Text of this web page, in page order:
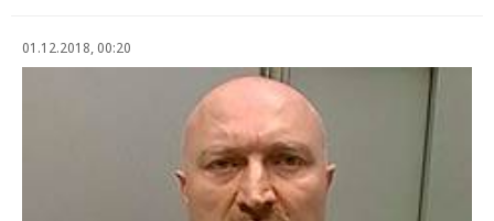
01.12.2018, 00:20